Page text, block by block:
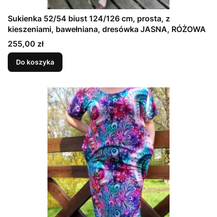
Sukienka 52/54 biust 124/126 cm, prosta, z
kieszeniami, bawełniana, dresówka JASNA, RÓŻOWA
Cena
255,00 zł
Do koszyka